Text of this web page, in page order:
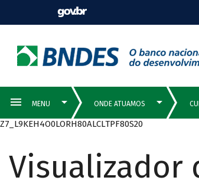
Z7_L9KEH4O0LORH80ALCLTPF80S20
Visualizador